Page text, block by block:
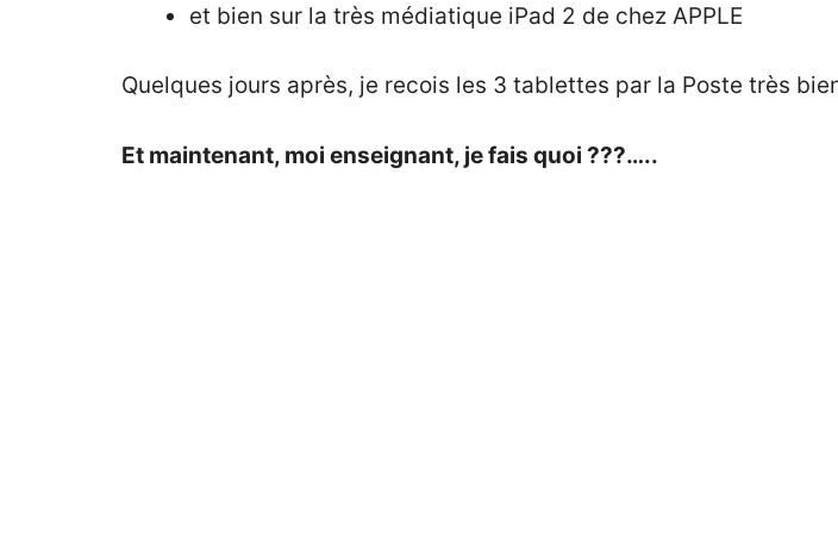
et bien sur la très médiatique iPad 2 de chez APPLE
Quelques jours après, je recois les 3 tablettes par la Poste très
Et maintenant, moi enseignant, je fais quoi ???…..